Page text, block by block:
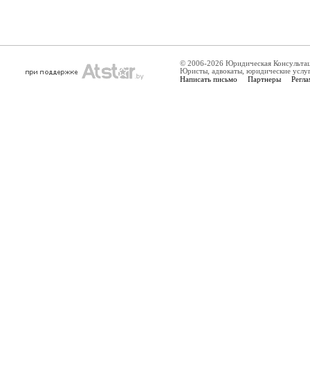
© 2006-2026 Юридическая
Юристы, адвокаты, юридические
Написать письмо Партнеры